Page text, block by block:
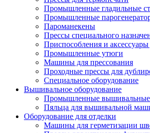
Промышленные гладильные
Промышленные
Пароманекены
Прессы специального
Приспособления и
Промышленные утюги
Машины для прессования
Проходные прессы для
Специальное оборудование
Вышивальное оборудование
Промышленные
Пяльца для вышивальной
Оборудование для отделки
Машины для герметизации